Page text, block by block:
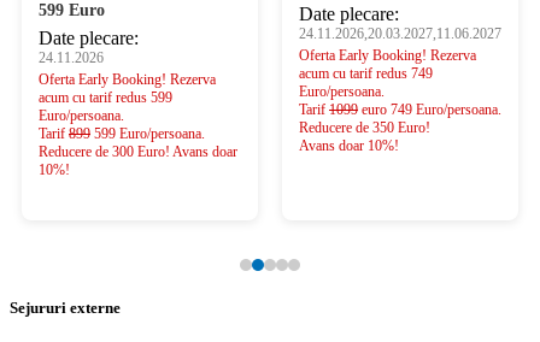
599 Euro
Date plecare:
24.11.2026
Oferta Early Booking! Rezerva
acum cu tarif redus 599
Euro/persoana.
Tarif 899 599 Euro/persoana.
Reducere de 300 Euro! Avans doar
10%!
Date plecare:
24.11.2026,20.03.2027,11.06.2027
Oferta Early Booking! Rezerva
acum cu tarif redus 749
Euro/persoana.
Tarif 1099 euro 749 Euro/persoana.
Reducere de 350 Euro!
Avans doar 10%!
Sejururi externe